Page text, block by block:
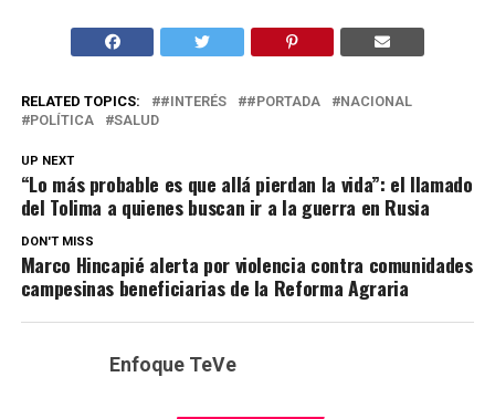
RELATED TOPICS: #INTERÉS #PORTADA
NACIONAL
POLÍTICA
SALUD
UP NEXT
“Lo más probable es que allá pierdan la vida”: el llamado
del Tolima a quienes buscan ir a la guerra en Rusia
DON'T MISS
Marco Hincapié alerta por violencia contra comunidades
campesinas beneficiarias de la Reforma Agraria
Enfoque TeVe